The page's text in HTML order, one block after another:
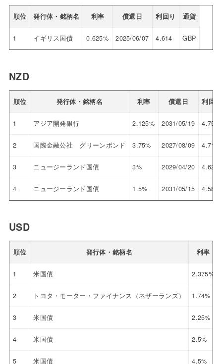
順位 発行体・銘柄名 利率 償還日 利回り 通貨
1 イギリス国債 0.625% 2025/06/07 4.614 GBP
NZD
順位 発行体・銘柄名 利率 償還日 利回り
1 アジア開発銀行 2.125% 2031/05/19 4.755
2 国際金融公社 グリーンボンド 3.75% 2027/08/09 4.712
3 ニュージーランド国債 3% 2029/04/20 4.626
4 ニュージーランド国債 1.5% 2031/05/15 4.580
USD
順位 発行体・銘柄名 利率
1 米国債 2.375%
2 トヨタ・モーター・ファイナンス（ネザーランズ） 1.74%
3 米国債 2.25%
4 米国債 2.5%
5 米国債 4.5%